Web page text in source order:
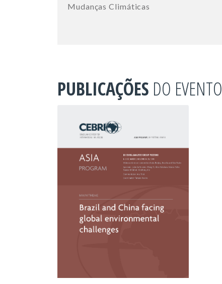
Mudanças Climáticas
PUBLICAÇÕES DO EVENTO